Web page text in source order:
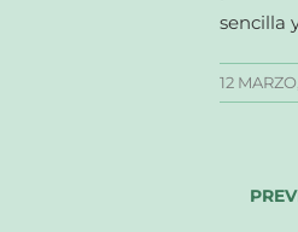
sencilla
12